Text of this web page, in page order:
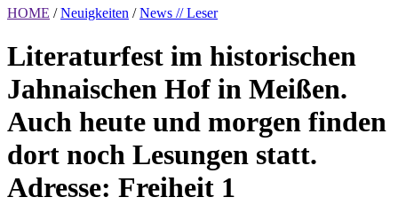
HOME / Neuigkeiten / News // Leser
Literaturfest im historischen
Jahnaischen Hof in Meißen.
Auch heute und morgen finden
dort noch Lesungen statt.
Adresse: Freiheit 1